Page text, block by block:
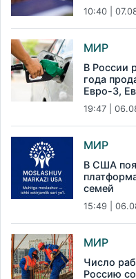
10:40 |
МИР
В России
года
Евро-3,
19:47 |
МИР
В США
семей
15:49 |
МИР
Число
Россию